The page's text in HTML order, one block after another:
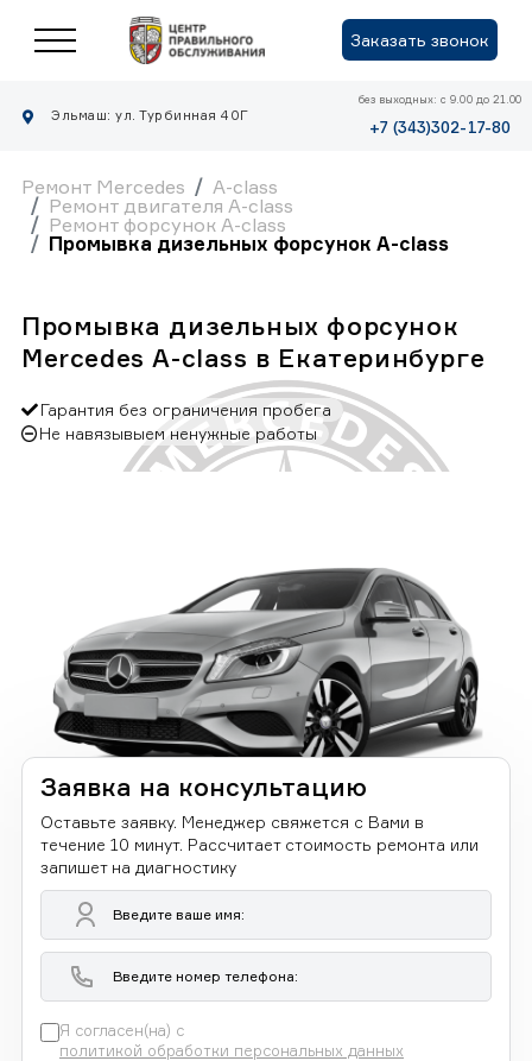
Заказать звонок
Эльмаш: ул. Турбинная 40Г
без выходных: с 9.00 до 21.00
+7 (343)302-17-80
Ремонт Mercedes
A-class
Ремонт двигателя A-class
Ремонт форсунок A-class
Промывка дизельных форсунок A-class
Промывка дизельных форсунок
Mercedes A-class в Екатеринбурге
Гарантия без ограничения пробега
Не навязывыем ненужные работы
Заявка на консультацию
Оставьте заявку. Менеджер свяжется с Вами в
течение 10 минут. Рассчитает стоимость ремонта или
запишет на диагностику
Я согласен(на) с
политикой обработки персональных данных